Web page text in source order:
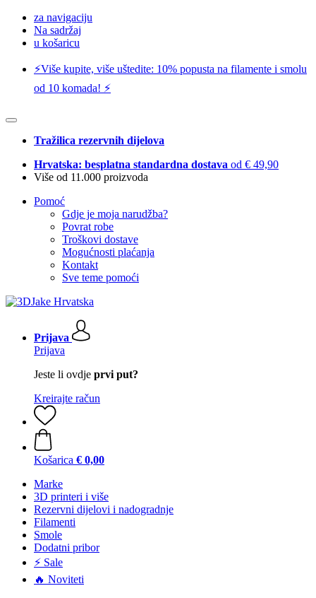
za navigaciju
Na sadržaj
u košaricu
⚡️Više kupite, više uštedite: 10% popusta na filamente i smolu
od 10 komada! ⚡️
Tražilica rezervnih dijelova
Hrvatska: besplatna standardna dostava od € 49,90
Više od 11.000 proizvoda
Pomoć
Gdje je moja narudžba?
Povrat robe
Troškovi dostave
Mogućnosti plaćanja
Kontakt
Sve teme pomoći
Prijava
Prijava
Jeste li ovdje prvi put?
Kreirajte račun
Košarica € 0,00
Marke
3D printeri i više
Rezervni dijelovi i nadogradnje
Filamenti
Smole
Dodatni pribor
⚡ Sale
🔥 Noviteti